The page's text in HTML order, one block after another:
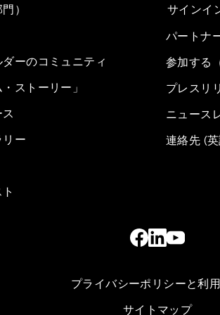
）
ーのコミュニティ
ストーリー」
リー
サインイ
パートナ
参加する
プレスリ
ニュース
連絡先 (
プライバシーポリシーと利
サイトマップ